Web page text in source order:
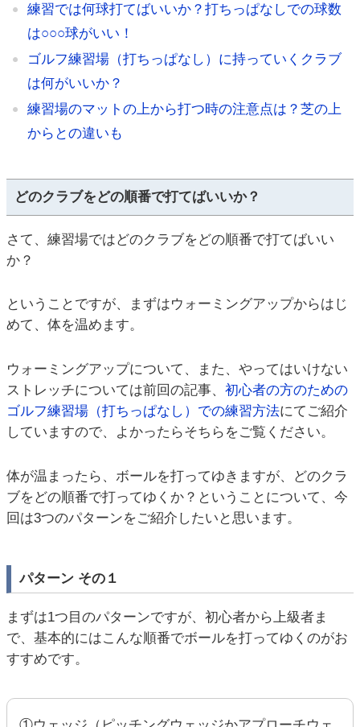
練習では何球打てばいいか？打ちっぱなしでの球数
は○○○球がいい！
ゴルフ練習場（打ちっぱなし）に持っていくクラブ
は何がいいか？
練習場のマットの上から打つ時の注意点は？芝の上
からとの違いも
どのクラブをどの順番で打てばいいか？
さて、練習場ではどのクラブをどの順番で打てばいい
か？
ということですが、まずはウォーミングアップからはじ
めて、体を温めます。
ウォーミングアップについて、また、やってはいけない
ストレッチについては前回の記事、 初心者の方のための
ゴルフ練習場（打ちっぱなし）での練習方法にてご紹介
していますので、よかったらそちらをご覧ください。
体が温まったら、ボールを打ってゆきますが、どのクラ
ブをどの順番で打ってゆくか？ということについて、今
回は3つのパターンをご紹介したいと思います。
パターン その１
まずは1つ目のパターンですが、初心者から上級者ま
で、基本的にはこんな順番でボールを打ってゆくのがお
すすめです。